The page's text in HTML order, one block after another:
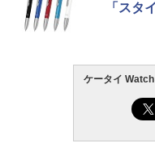
「スタ
ケータイ